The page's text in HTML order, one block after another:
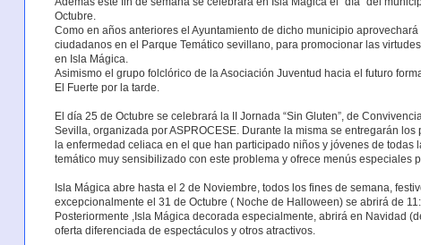
Octubre.
Como en años anteriores el Ayuntamiento de dicho municipio
ciudadanos en el Parque Temático sevillano, para promocionar las
en Isla Mágica.
Asimismo el grupo folclórico de la Asociación Juventud hacia el futuro
El Fuerte por la tarde.
El día 25 de Octubre se celebrará la II Jornada “Sin Gluten”, de
Sevilla, organizada por ASPROCESE. Durante la misma se entregarán
la enfermedad celiaca en el que han participado niños y jóvenes de todas
temático muy sensibilizado con este problema y ofrece menús especiales
Isla Mágica abre hasta el 2 de Noviembre, todos los fines de semana,
excepcionalmente el 31 de Octubre ( Noche de Halloween) se abrirá de
Posteriormente ,Isla Mágica decorada especialmente, abrirá en Navidad
oferta diferenciada de espectáculos y otros atractivos.